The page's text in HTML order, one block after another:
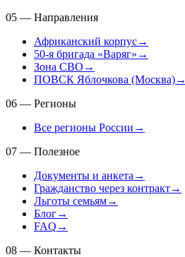
05 — Направления
Африканский корпус→
50-я бригада «Варяг» →
Зона СВО →
ПОВСК Яблочкова (Москва)→
06 — Регионы
Все регионы России →
07 — Полезное
Документы и анкета →
Гражданство через контракт→
Льготы семьям→
Блог→
FAQ →
08 — Контакты